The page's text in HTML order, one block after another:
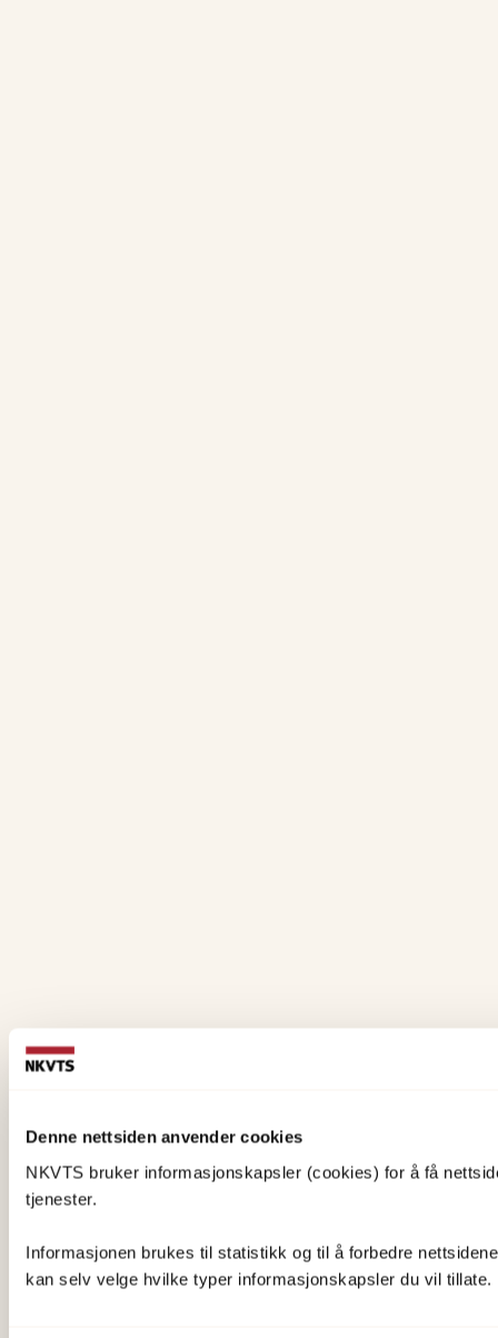
Denne nettsiden anvender cookies
NKVTS bruker informasjonskapsler (cookies) for å få
tjenester.
Informasjonen brukes til statistikk og til å forbedre
kan selv velge hvilke typer informasjonskapsler du vil tillate.